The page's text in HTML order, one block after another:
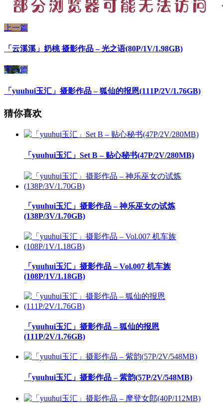
上一篇
「云溪溪」奶桃 摄影作品 – 光之语(80P/1V/1.98GB)
下一篇
「yuuhui玉汇」摄影作品 – 狐仙的报恩(111P/2V/1.76GB)
猜你喜欢
「yuuhui玉汇」Set B – 贴心秘书(47P/2V/280MB)
「yuuhui玉汇」摄影作品 – 神乐巫女の试炼
(138P/3V/1.70GB)
「yuuhui玉汇」摄影作品 – Vol.007 机车族
(108P/1V/1.18GB)
「yuuhui玉汇」摄影作品 – 狐仙的报恩
(111P/2V/1.76GB)
「yuuhui玉汇」摄影作品 – 紫韵(57P/2V/548MB)